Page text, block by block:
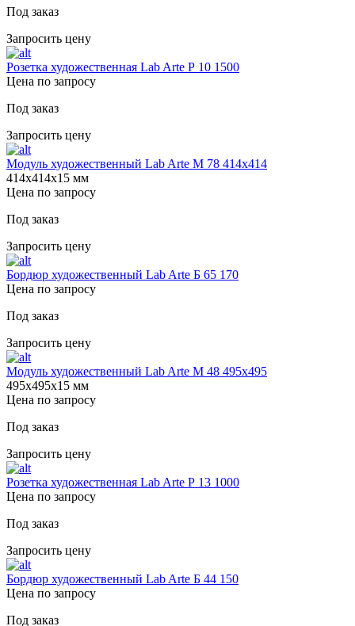
Под заказ
Запросить цену
Розетка художественная Lab Arte Р 10 1500
Цена по запросу
Под заказ
Запросить цену
Модуль художественный Lab Arte М 78 414х414
414х414х15 мм
Цена по запросу
Под заказ
Запросить цену
Бордюр художественный Lab Arte Б 65 170
Цена по запросу
Под заказ
Запросить цену
Модуль художественный Lab Arte М 48 495х495
495х495х15 мм
Цена по запросу
Под заказ
Запросить цену
Розетка художественная Lab Arte Р 13 1000
Цена по запросу
Под заказ
Запросить цену
Бордюр художественный Lab Arte Б 44 150
Цена по запросу
Под заказ